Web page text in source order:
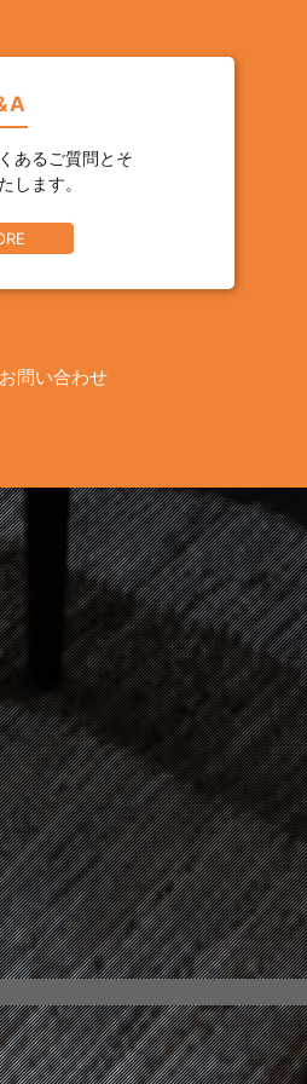
あるご質問とそ
します。
問い合わせ